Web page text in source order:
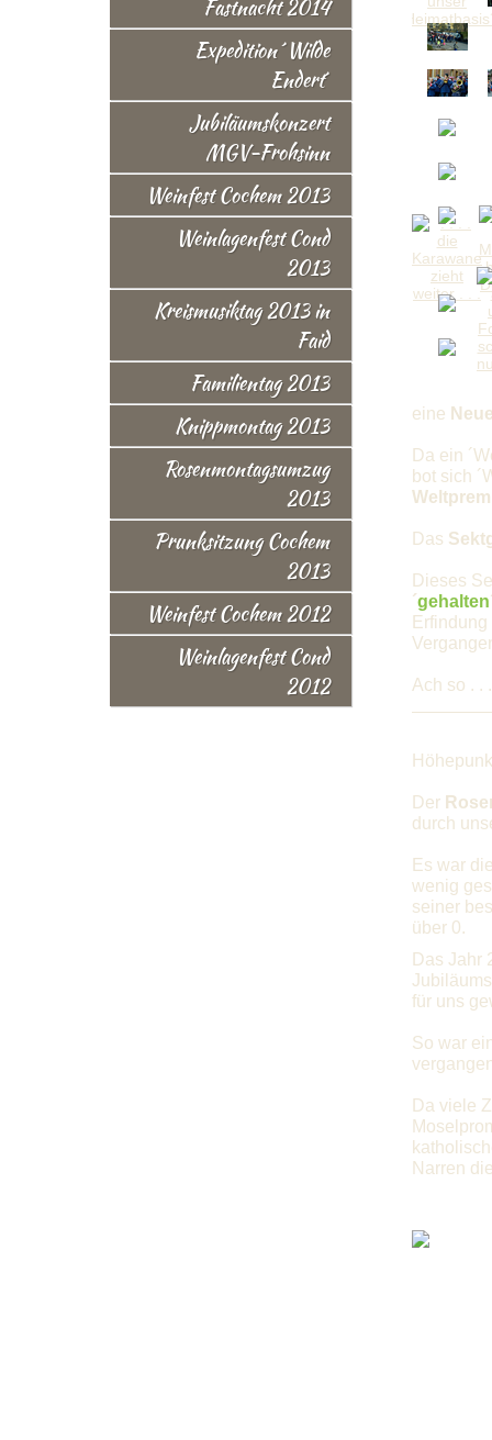
Fastnacht 2014
Expedition ´Wilde
Endert´
Jubiläumskonzert
MGV-Frohsinn
Weinfest Cochem 2013
Weinlagenfest Cond
2013
Kreismusiktag 2013 in
Faid
Familientag 2013
Knippmontag 2013
Rosenmontagsumzug
2013
Prunksitzung Cochem
2013
Weinfest Cochem 2012
Weinlagenfest Cond
2012
eine
Da ein
bot sich
Das
Dieses
´gehalten
Erfindung
Ach so . .
Der
durch
Es war
wenig
seiner
über 0.
Das Jahr
für uns
So war
Da viele
Narren